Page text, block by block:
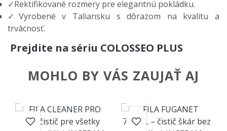
✓Rektifikované rozmery pre elegantnú pokládku.
✓Vyrobené v Taliansku s dôrazom na kvalitu a
trvácnosť.
Prejdite na sériu COLOSSEO PLUS
MOHLO BY VÁS ZAUJAŤ AJ